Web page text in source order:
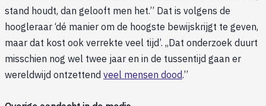
stand houdt, dan gelooft men het.’’ Dat is volgens de
hoogleraar ‘dé manier om de hoogste bewijskrijgt te geven,
maar dat kost ook verrekte veel tijd’. ,,Dat onderzoek duurt
misschien nog wel twee jaar en in de tussentijd gaan er
wereldwijd ontzettend veel mensen dood.’’